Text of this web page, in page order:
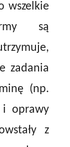
wszelkie
są
zadania
(np.
i oprawy
z